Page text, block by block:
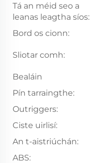
Tá an méid seo a
leanas leagtha síos:
Bord os cionn:
Sliotar comh:
Bealáin
Pín tarraingthe:
Outriggers:
Ciste uirlisí:
An t-aistriúchán:
ABS: